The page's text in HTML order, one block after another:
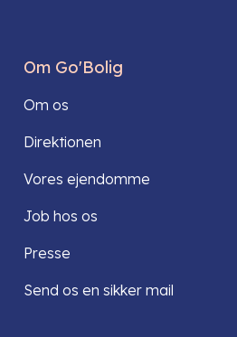
Om Go'Bolig
Om os
Direktionen
Vores ejendomme
Job hos os
Presse
Send os en sikker mail